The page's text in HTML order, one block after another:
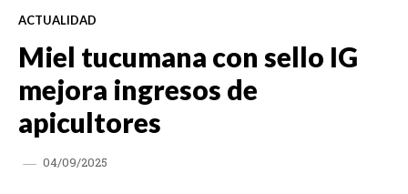
ACTUALIDAD
Miel tucumana con sello IG
mejora ingresos de
apicultores
04/09/2025